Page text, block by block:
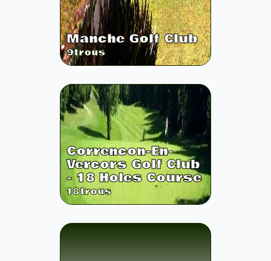
Manche Golf Club
9trous
Correncon-En-
Vercors Golf Club
- 18 Holes Course
18trous